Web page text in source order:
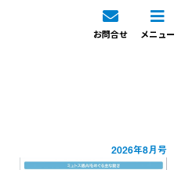
メニュー
お問合せ
2026年8月号